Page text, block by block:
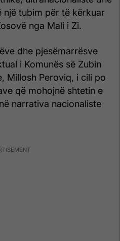
tubim për të kërkuar
nga Mali i Zi.
dhe pjesëmarrësve
i Komunës së Zubin
Millosh Peroviq, i cili po
që mohojnë shtetin e
narrativa nacionaliste